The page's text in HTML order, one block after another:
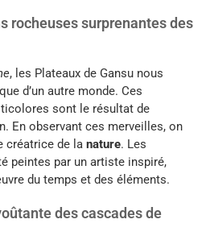
rocheuses surprenantes des
, les Plateaux de Gansu nous
d’un autre monde. Ces
sont le résultat de
En observant ces merveilles, on
créatrice de la nature. Les
peintes par un artiste inspiré,
du temps et des éléments.
des cascades de